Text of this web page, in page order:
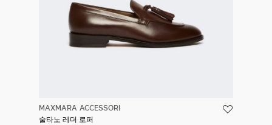
MAXMARA ACCESSORI
술타노 레더 로퍼